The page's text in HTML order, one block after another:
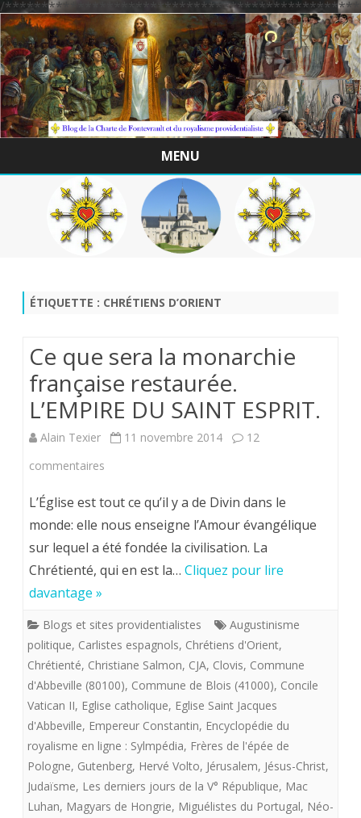
/
MENU
Skip
to
content
ÉTIQUETTE : CHRÉTIENS D’ORIENT
Ce que sera la monarchie
française restaurée.
L’EMPIRE DU SAINT ESPRIT.
Alain Texier 11 novembre 2014
12
commentaires
que
sera
la
française
restaurée.
L’EMPIRE
SAINT
ESPRIT.
L’Église est tout ce qu’il y a de Divin dans le
monde: elle nous enseigne l’Amour évangélique
sur lequel a été fondée la civilisation. La
Chrétienté, qui en est la… Cliquez pour lire
davantage »
Blogs et sites providentialistes
Augustinisme
politique, Carlistes espagnols, Chrétiens d'Orient,
Chrétienté, Christiane Salmon, CJA, Clovis, Commune
d'Abbeville (80100), Commune de Blois (41000), Concile
Vatican II, Eglise catholique, Eglise Saint Jacques
d'Abbeville, Empereur Constantin, Encyclopédie du
royalisme en ligne : Sylmpédia, Frères de l'épée de
Pologne, Gutenberg, Hervé Volto, Jérusalem, Jésus-Christ,
Judaïsme, Les derniers jours de la V° République, Mac
Luhan, Magyars de Hongrie, Miguélistes du Portugal, Néo-